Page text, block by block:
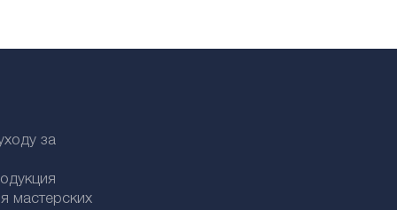
за
мастерских